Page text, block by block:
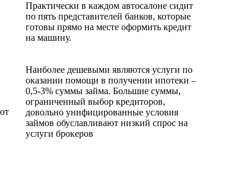
Практически в каждом автосалоне сидит
по пять представителей банков, которые
готовы прямо на месте оформить кредит
на машину.
Наиболее дешевыми являются услуги по
оказании помощи в получении ипотеки –
0,5-3% суммы займа. Большие суммы,
ограниченный выбор кредиторов,
довольно унифицированные условия
займов обуславливают низкий спрос на
услуги брокеров